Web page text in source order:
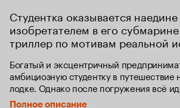
Студентка оказывается
изобретателем в его
триллер по мотивам реальной
Богатый и эксцентричный
амбициозную студентку в путешествие
лодке. Однако после погружения всё
как рассчитывала девушка.
Полное описание